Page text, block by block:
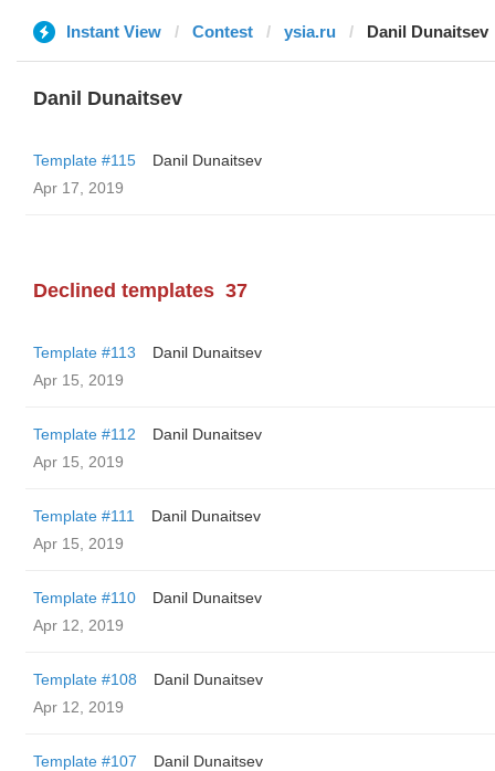
Instant View Contest ysia.ru Danil Dunaitsev
Danil Dunaitsev
Template #115
Danil Dunaitsev
Apr 17, 2019
Declined templates 37
Template #113
Danil Dunaitsev
Apr 15, 2019
Template #112
Danil Dunaitsev
Apr 15, 2019
Template #111
Danil Dunaitsev
Apr 15, 2019
Template #110
Danil Dunaitsev
Apr 12, 2019
Template #108
Danil Dunaitsev
Apr 12, 2019
Template #107
Danil Dunaitsev